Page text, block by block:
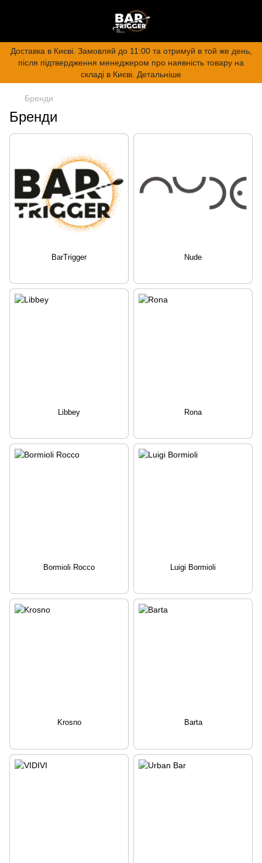
Доставка в Києві. Замовляй до 11:00 та отримуй в той же день,
після підтвердження менеджером про наявність товару на
складі в Києві. Детальніше
Бренди
Бренди
BarTrigger Nude
Libbey Rona
Bormioli Rocco Luigi Bormioli
Krosno Barta